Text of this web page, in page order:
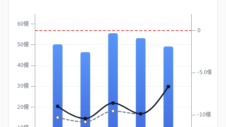
20億
30億
40億
50億
60億
-10億
-5.0億
0